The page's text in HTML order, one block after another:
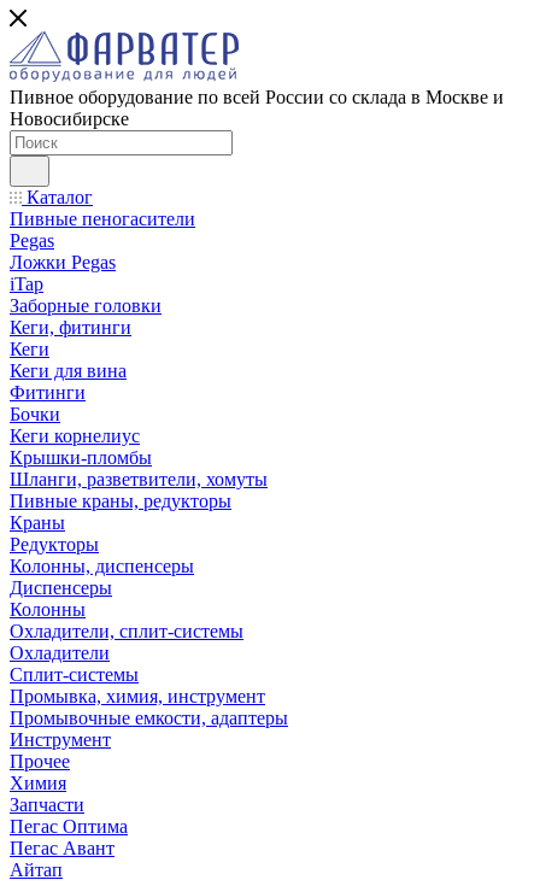
Пивное оборудование по всей России со склада в Москве и
Новосибирске
Каталог
Пивные пеногасители
Pegas
Ложки Pegas
iTap
Заборные головки
Кеги, фитинги
Кеги
Кеги для вина
Фитинги
Бочки
Кеги корнелиус
Крышки-пломбы
Шланги, разветвители, хомуты
Пивные краны, редукторы
Краны
Редукторы
Колонны, диспенсеры
Диспенсеры
Колонны
Охладители, сплит-системы
Охладители
Сплит-системы
Промывка, химия, инструмент
Промывочные емкости, адаптеры
Инструмент
Прочее
Химия
Запчасти
Пегас Оптима
Пегас Авант
Айтап